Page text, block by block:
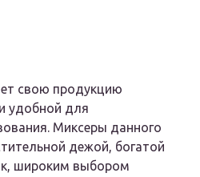
свою продукцию
удобной для
Миксеры данного
дежой, богатой
широким выбором